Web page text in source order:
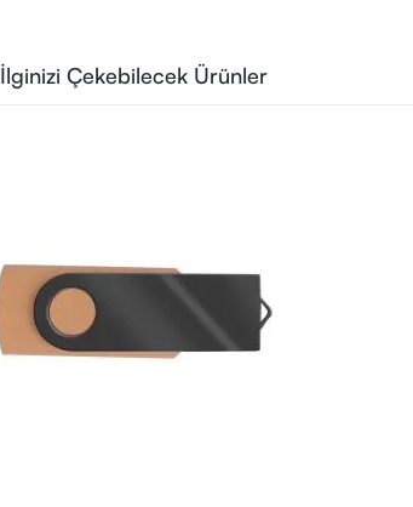
İlginizi Çekebilecek Ürünler